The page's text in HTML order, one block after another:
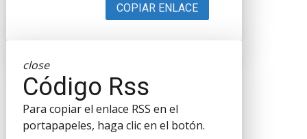
COPIAR ENLACE
close
Código Rss
Para copiar el enlace RSS en el
portapapeles, haga clic en el botón.